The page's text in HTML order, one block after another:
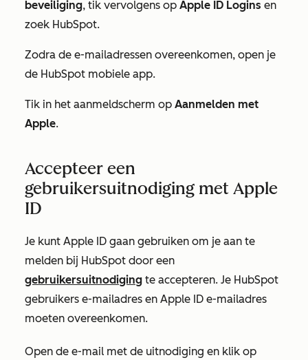
beveiliging, tik vervolgens op Apple ID Logins en
zoek HubSpot.
Zodra de e-mailadressen overeenkomen, open je
de HubSpot mobiele app.
Tik in het aanmeldscherm op Aanmelden met
Apple.
Accepteer een
gebruikersuitnodiging met Apple
ID
Je kunt Apple ID gaan gebruiken om je aan te
melden bij HubSpot door een
gebruikersuitnodiging te accepteren. Je HubSpot
gebruikers e-mailadres en Apple ID e-mailadres
moeten overeenkomen.
Open de e-mail met de uitnodiging en klik op